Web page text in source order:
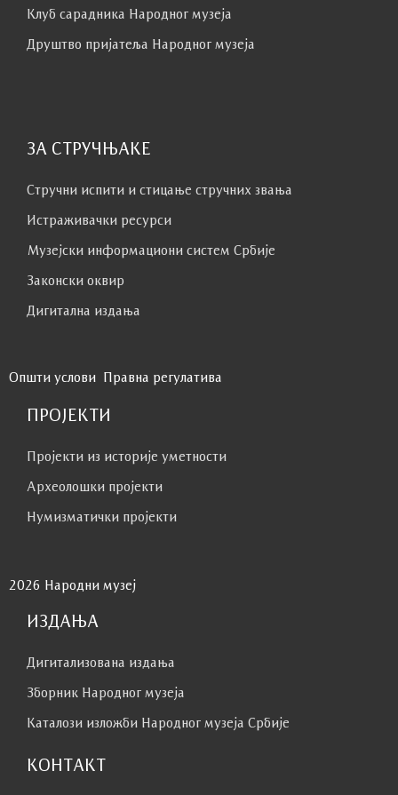
Клуб сaрaдникa Народног музеја
Друштво пријатеља Народног музеја
ЗА СТРУЧЊАКЕ
Стручни испити и стицање стручних звања
Истраживачки ресурси
Музејски информациони систем Србије
Законски оквир
Дигитална издања
Општи услови Правна регулатива
ПРОЈЕКТИ
Пројекти из историје уметности
Археолошки пројекти
Нумизматички пројекти
2026 Народни музеј
ИЗДАЊА
Дигитализована издања
Зборник Народног музеја
Каталози изложби Народног музеја Србије
КОНТАКТ